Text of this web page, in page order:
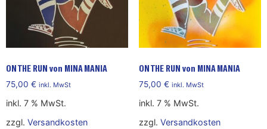
ON THE RUN von MINA MANIA
75,00 € inkl. MwSt
inkl. 7 % MwSt.
zzgl. Versandkosten
ON THE RUN von MINA MANIA
75,00 € inkl. MwSt
inkl. 7 % MwSt.
zzgl. Versandkosten